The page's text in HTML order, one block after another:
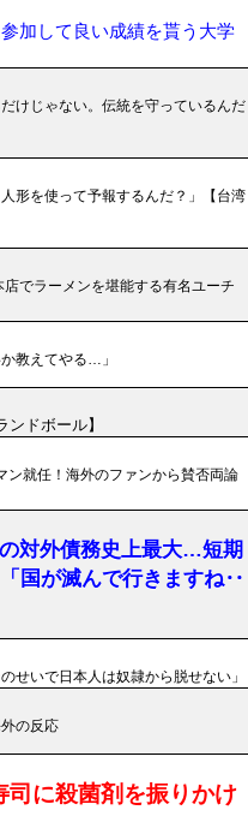
加して良い成績を貰う大学
けじゃない。伝統を守っているんだ
形を使って予報するんだ？」【台湾
でラーメンを堪能する有名ユーチ
教えてやる…」
ンドボール】
ン就任！海外のファンから賛否両論
対外債務史上最大…短期
国が滅んで行きますね‥
せいで日本人は奴隷から脱せない」
の反応
司に殺菌剤を振りかけ